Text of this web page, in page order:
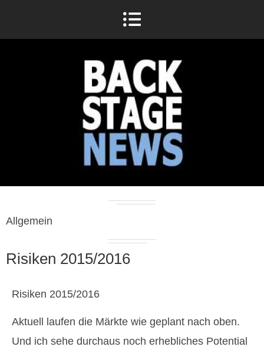
Allgemein
Risiken 2015/2016
Risiken 2015/2016
Aktuell laufen die Märkte wie geplant nach oben.
Und ich sehe durchaus noch erhebliches Potential